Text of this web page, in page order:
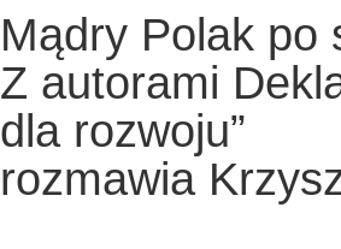
Mądry Polak po
Z autorami
dla rozwoju”
rozmawia